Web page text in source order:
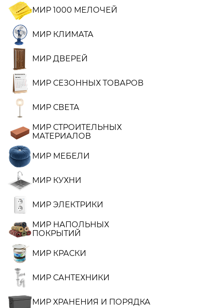
МИР 1000 МЕЛОЧЕЙ
МИР КЛИМАТА
МИР ДВЕРЕЙ
МИР СЕЗОННЫХ ТОВАРОВ
МИР СВЕТА
МИР СТРОИТЕЛЬНЫХ
МАТЕРИАЛОВ
МИР МЕБЕЛИ
МИР КУХНИ
МИР ЭЛЕКТРИКИ
МИР НАПОЛЬНЫХ
ПОКРЫТИЙ
МИР КРАСКИ
МИР САНТЕХНИКИ
МИР ХРАНЕНИЯ И ПОРЯДКА